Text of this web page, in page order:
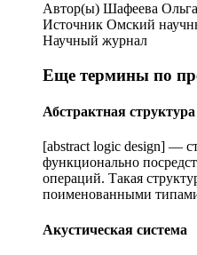
Автор(ы) Шафеева
Источник Омский
Научный журнал
Еще термины по
Абстрактная
[abstract logic design] —
функционально
операций. Такая
поименованными
Акустическая система